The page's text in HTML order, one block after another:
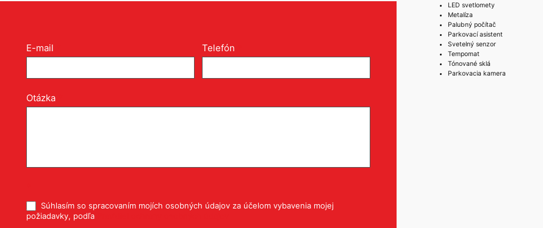
Kontakt
formulár
E-mail Telefón
Otázka
Súhlasím so spracovaním mojích osobných údajov za účelom vybavenia mojej
požiadavky, podľa
LED svetlomety
Metalíza
Palubný počítač
Parkovací asistent
Svetelný senzor
Tempomat
Tónované sklá
Parkovacia kamera